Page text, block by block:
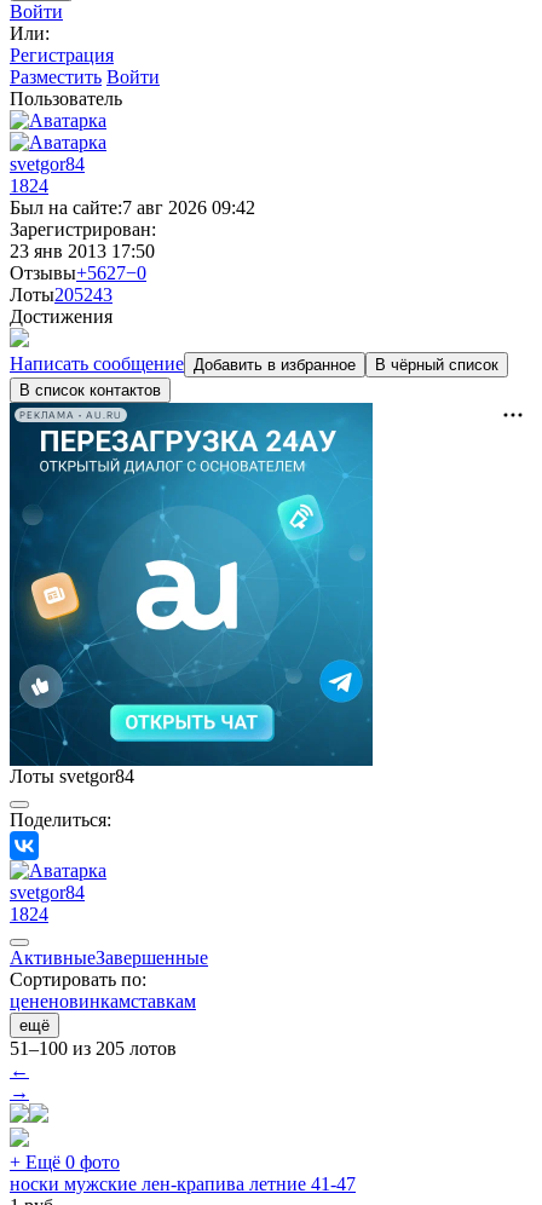
Войти
Или:
Регистрация
Разместить Войти
Пользователь
svetgor84
1824
Был на сайте:7 авг 2026 09:42
Зарегистрирован:
23 янв 2013 17:50
Отзывы+5627−0
Лоты205243
Достижения
Написать сообщение Добавить в избранное
В чёрный список
В список контактов
РЕКЛАМА • AU.RU
Лоты svetgor84
Поделиться:
svetgor84
1824
АктивныеЗавершенные
Сортировать по:
цененовинкамставкам
ещё
51–100 из 205 лотов
←
→
+ Ещё 0 фото
носки мужские лен-крапива летние 41-47